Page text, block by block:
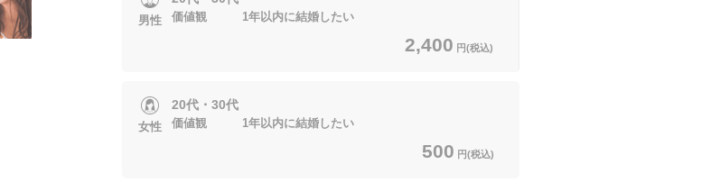
男性 価値観 1年以内に結婚したい
2,400 円(税込)
女性
20代・30代
価値観 1年以内に結婚したい
500 円(税込)